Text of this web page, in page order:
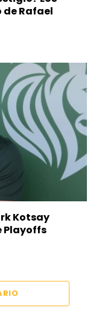
de Rafael
Kotsay
Playoffs